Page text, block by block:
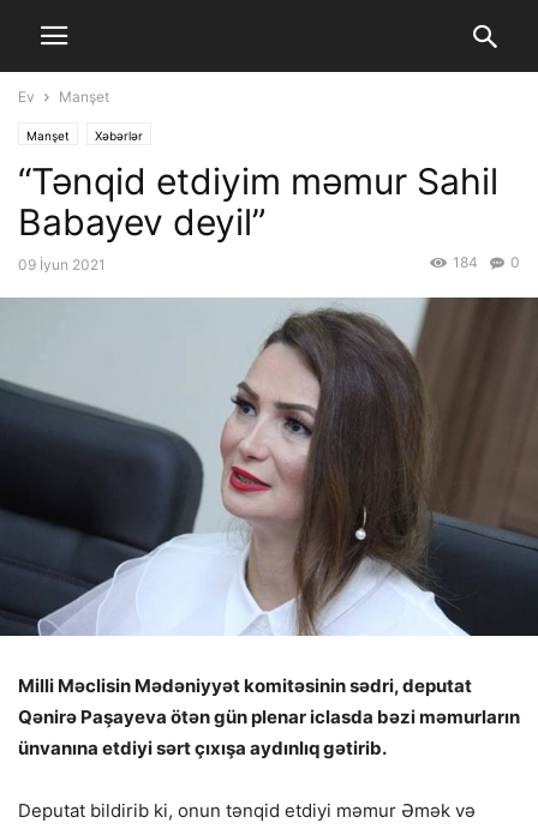
Ev Manşet
Manşet Xəbərlər
“Tənqid etdiyim məmur Sahil
Babayev deyil”
09 İyun 2021 0
184
Milli Məclisin Mədəniyyət komitəsinin sədri, deputat
Qənirə Paşayeva ötən gün plenar iclasda bəzi məmurların
ünvanına etdiyi sərt çıxışa aydınlıq gətirib.
Deputat bildirib ki, onun tənqid etdiyi məmur Əmək və